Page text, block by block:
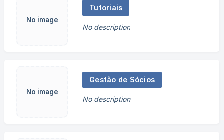
No image
Tutoriais
No description
No image
Gestão de Sócios
No description